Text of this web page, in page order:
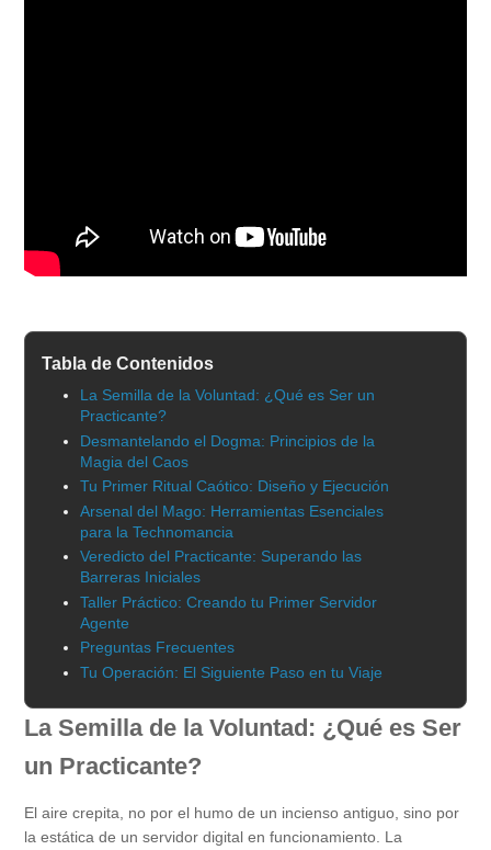
Tabla de Contenidos
La Semilla de la Voluntad: ¿Qué es Ser un
Practicante?
Desmantelando el Dogma: Principios de la
Magia del Caos
Tu Primer Ritual Caótico: Diseño y Ejecución
Arsenal del Mago: Herramientas Esenciales
para la Technomancia
Veredicto del Practicante: Superando las
Barreras Iniciales
Taller Práctico: Creando tu Primer Servidor
Agente
Preguntas Frecuentes
Tu Operación: El Siguiente Paso en tu Viaje
La Semilla de la Voluntad: ¿Qué es Ser
un Practicante?
El aire crepita, no por el humo de un incienso antiguo, sino por
la estática de un servidor digital en funcionamiento. La